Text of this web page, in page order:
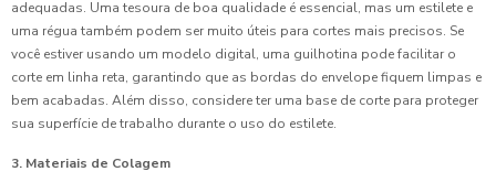
adequadas. Uma tesoura de boa qualidade é essencial, mas um estilete e
uma régua também podem ser muito úteis para cortes mais precisos. Se
você estiver usando um modelo digital, uma guilhotina pode facilitar o
corte em linha reta, garantindo que as bordas do envelope fiquem limpas e
bem acabadas. Além disso, considere ter uma base de corte para proteger
sua superfície de trabalho durante o uso do estilete.
3. Materiais de Colagem